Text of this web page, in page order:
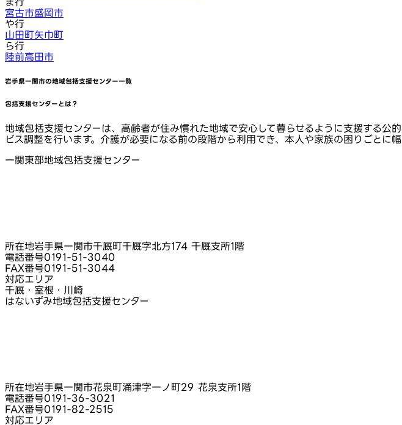
宮古市盛岡市
や行
山田町矢巾町
ら行
陸前高田市
岩手県一関市の地域包括支援センター一覧
包括支援センターとは？
地域包括支援センターは、高齢者が住み慣れた地域で安心して暮らせるように支援する公
ビス調整を行います。介護が必要になる前の段階から利用でき、本人や家族の困りごとに
一関東部地域包括支援センター
所在地岩手県一関市千厩町千厩字北方174 千厩支所1階
電話番号0191-51-3040
FAX番号0191-51-3044
対応エリア
千厩・室根・川崎
はないずみ地域包括支援センター
所在地岩手県一関市花泉町涌津字一ノ町29 花泉支所1階
電話番号0191-36-3021
FAX番号0191-82-2515
対応エリア